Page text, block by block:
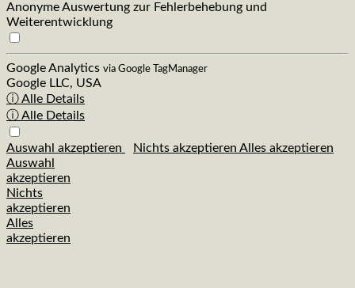
Anonyme Auswertung zur Fehlerbehebung und
Weiterentwicklung
Google Analytics via Google TagManager
Google LLC, USA
ⓘ Alle Details
ⓘ Alle Details
Auswahl akzeptieren Nichts akzeptieren Alles akzeptieren
Auswahl
akzeptieren
Nichts
akzeptieren
Alles
akzeptieren